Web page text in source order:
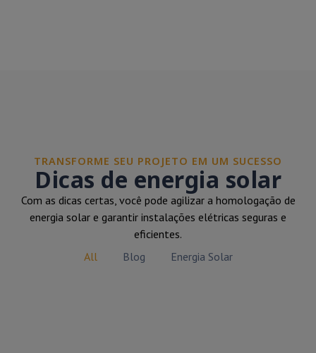
TRANSFORME SEU PROJETO EM UM SUCESSO
Dicas de energia solar
Com as dicas certas, você pode agilizar a homologação de
energia solar e garantir instalações elétricas seguras e
eficientes.
All
Blog Energia Solar